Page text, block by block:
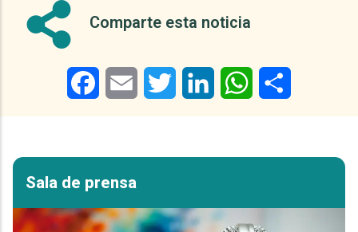
Comparte esta noticia
FacebookEmail Twitter LinkedIn WhatsApp
Sala de prensa